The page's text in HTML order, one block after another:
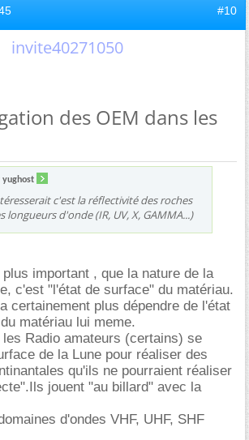
#10
invite40271050
des OEM dans les
yughost
c'est la réflectivité des roches
longueurs d'onde (IR, UV, X, GAMMA...)
important , que la nature de la
c'est "l'état de surface" du matériau.
certainement plus dépendre de l'état
matériau lui meme.
Radio amateurs (certains) se
de la Lune pour réaliser des
qu'ils ne pourraient réaliser
jouent "au billard" avec la
d'ondes VHF, UHF, SHF